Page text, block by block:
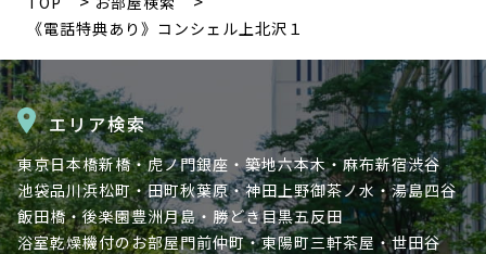
《電話特典あり》コンシェル上北沢１
エリア検索
東京日本橋新橋・虎ノ門銀座・築地六本木・麻布新宿渋谷
池袋品川浜松町・田町秋葉原・神田 上野御茶ノ水・湯島四谷
飯田橋・後楽園豊洲月島・勝どき目黒五反田
浴室乾燥機付のお部屋門前仲町・東陽町三軒茶屋・世田谷